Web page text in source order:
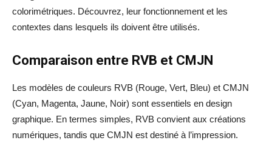
colorimétriques. Découvrez, leur fonctionnement et les
contextes dans lesquels ils doivent être utilisés.
Comparaison entre RVB et CMJN
Les modèles de couleurs RVB (Rouge, Vert, Bleu) et CMJN
(Cyan, Magenta, Jaune, Noir) sont essentiels en design
graphique. En termes simples, RVB convient aux créations
numériques, tandis que CMJN est destiné à l’impression.